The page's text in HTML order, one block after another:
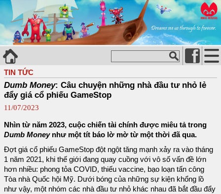
TIN TỨC
Dumb Money: Câu chuyện những nhà đầu tư nhỏ lẻ
đẩy giá cổ phiếu GameStop
11/07/2023
Nhìn từ năm 2023, cuộc chiến tài chính được miêu tả trong
Dumb Moneynhư một tít báo lờ mờ từ một thời đã qua.
Đợt giá cổ phiếu GameStop đột ngột tăng mạnh xảy ra vào tháng
1 năm 2021, khi thế giới đang quay cuồng với vô số vấn đề lớn
hơn nhiều: phong tỏa COVID, thiếu vaccine, bạo loạn tấn công
Tòa nhà Quốc hội Mỹ. Dưới bóng của những sự kiện khổng lồ
như vậy, một nhóm các nhà đầu tư nhỏ khác nhau đã bắt đầu đẩy